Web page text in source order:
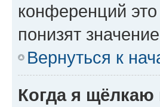
конференций
понизят
Вернуться к
Когда я щёлкаю